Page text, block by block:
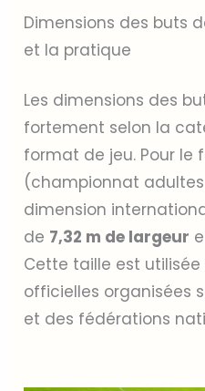
Dimensions des buts
et la pratique
Les dimensions des
fortement selon la
format de jeu. Pour le
(championnat
dimension
de 7,32 m de largeur
Cette taille est
officielles organisées
et des fédérations